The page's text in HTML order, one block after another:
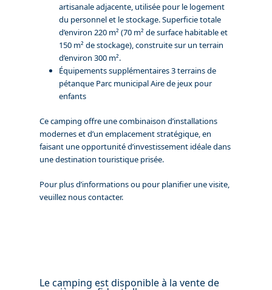
artisanale adjacente, utilisée pour le logement
du personnel et le stockage. Superficie totale
d’environ 220 m² (70 m² de surface habitable et
150 m² de stockage), construite sur un terrain
d’environ 300 m².
Équipements supplémentaires 3 terrains de
pétanque Parc municipal Aire de jeux pour
enfants
Ce camping offre une combinaison d’installations
modernes et d’un emplacement stratégique, en
faisant une opportunité d’investissement idéale dans
une destination touristique prisée.
Pour plus d’informations ou pour planifier une visite,
veuillez nous contacter.
Le camping est disponible à la vente de